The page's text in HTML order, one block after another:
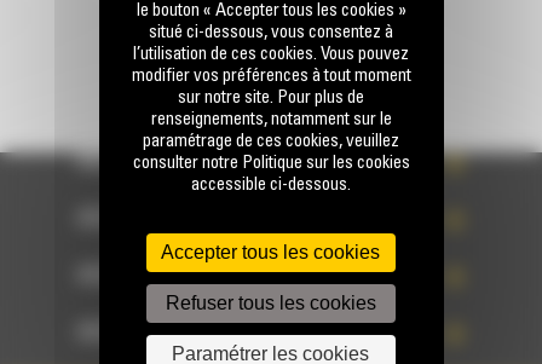
ACCÈS RAPIDE
ACCÈS RAPIDE
ACCÈS RAPIDE
le bouton « Accepter tous les cookies »
situé ci-dessous, vous consentez à
l’utilisation de ces cookies. Vous pouvez
modifier vos préférences à tout moment
sur notre site. Pour plus de
renseignements, notamment sur le
paramétrage de ces cookies, veuillez
consulter notre Politique sur les cookies
accessible ci-dessous.
Accepter tous les cookies
Refuser tous les cookies
Paramétrer les cookies